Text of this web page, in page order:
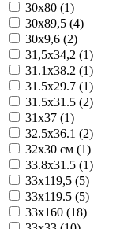
30x80 (1)
30x89,5 (4)
30x9,6 (2)
31,5x34,2 (1)
31.1x38.2 (1)
31.5x29.7 (1)
31.5x31.5 (2)
31x37 (1)
32.5x36.1 (2)
32x30 см (1)
33.8x31.5 (1)
33x119,5 (5)
33x119.5 (5)
33x160 (18)